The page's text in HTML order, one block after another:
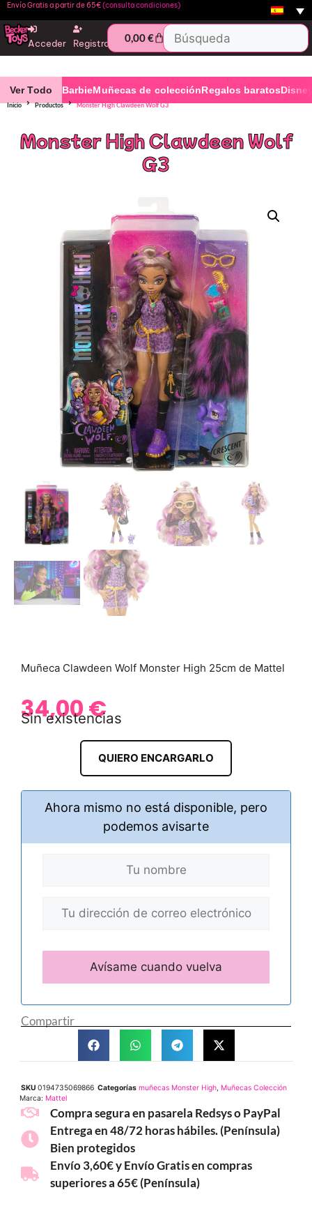
Envío Gratis a partir de 65€(consulta condiciones)
Acceder Registro 0,00€
Ver Todo BarbieMuñecas de colecciónRegalos baratos
Inicio Productos Monster High Clawdeen Wolf G3
Monster High Clawdeen Wolf
G3
Muñeca Clawdeen Wolf Monster High 25cm de Mattel
34,00€
Sin existencias
QUIERO ENCARGARLO
Ahora mismo no está disponible, pero
podemos avisarte
Compartir
SKU 0194735069866 Categorías muñecas Monster High, Muñecas Colección
Marca: Mattel
Compra segura en pasarela Redsys o PayPal
Entrega en 48/72 horas hábiles. (Península)
Bien protegidos
Envío 3,60€ y Envío Gratis en compras
superiores a 65€ (Península)